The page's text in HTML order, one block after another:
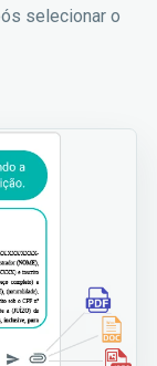
selecionar o